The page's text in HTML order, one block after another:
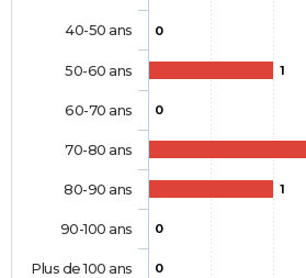
0
1
0
1
0
0
40-50 ans
50-60 ans
60-70 ans
70-80 ans
80-90 ans
90-100 ans
Plus de 100 ans